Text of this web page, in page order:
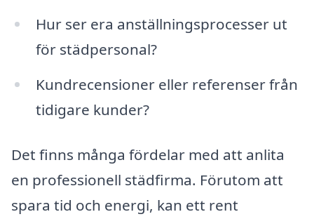
Hur ser era anställningsprocesser ut
för städpersonal?
Kundrecensioner eller referenser från
tidigare kunder?
Det finns många fördelar med att anlita
en professionell städfirma. Förutom att
spara tid och energi, kan ett rent